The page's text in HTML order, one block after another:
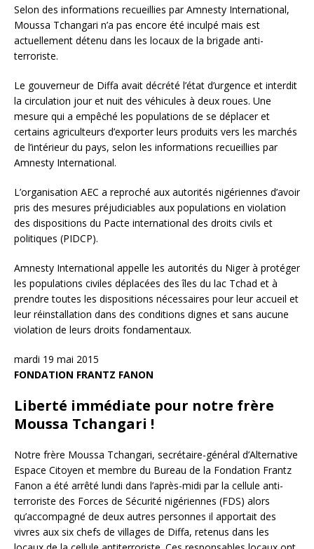
Selon des informations recueillies par Amnesty International,
Moussa Tchangari n’a pas encore été inculpé mais est
actuellement détenu dans les locaux de la brigade anti-
terroriste.
Le gouverneur de Diffa avait décrété l’état d’urgence et interdit
la circulation jour et nuit des véhicules à deux roues. Une
mesure qui a empêché les populations de se déplacer et
certains agriculteurs d’exporter leurs produits vers les marchés
de l’intérieur du pays, selon les informations recueillies par
Amnesty International.
L’organisation AEC a reproché aux autorités nigériennes d’avoir
pris des mesures préjudiciables aux populations en violation
des dispositions du Pacte international des droits civils et
politiques (PIDCP).
Amnesty International appelle les autorités du Niger à protéger
les populations civiles déplacées des îles du lac Tchad et à
prendre toutes les dispositions nécessaires pour leur accueil et
leur réinstallation dans des conditions dignes et sans aucune
violation de leurs droits fondamentaux.
mardi 19 mai 2015
FONDATION FRANTZ FANON
Liberté immédiate pour notre frère
Moussa Tchangari !
Notre frère Moussa Tchangari, secrétaire-général d’Alternative
Espace Citoyen et membre du Bureau de la Fondation Frantz
Fanon a été arrêté lundi dans l’après-midi par la cellule anti-
terroriste des Forces de Sécurité nigériennes (FDS) alors
qu’accompagné de deux autres personnes il apportait des
vivres aux six chefs de villages de Diffa, retenus dans les